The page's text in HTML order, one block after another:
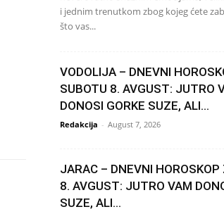
i jednim trenutkom zbog kojeg ćete
što vas...
VODOLIJA – DNEVNI
SUBOTU 8. AVGUST: JUTRO
DONOSI GORKE SUZE, ALI...
Redakcija - August 7, 2026
JARAC – DNEVNI HOROSKOP
8. AVGUST: JUTRO VAM
SUZE, ALI...